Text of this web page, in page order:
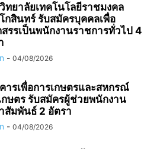
ทยาลัยเทคโนโลยีราชมงคล
กสินทร์ รับสมัครบุคคลเพื่อ
สรรเป็นพนักงานราชการทั่วไป 4
- 04/08/2026
ารเพื่อการเกษตรและสหกรณ์
กษตร รับสมัครผู้ช่วยพนักงาน
สัมพันธ์ 2 อัตรา
- 04/08/2026